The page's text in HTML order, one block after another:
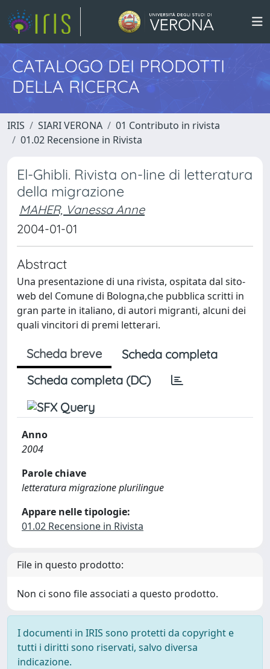
CATALOGO DEI PRODOTTI
DELLA RICERCA
IRIS SIARI VERONA
01 Contributo in rivista
01.02 Recensione in Rivista
El-Ghibli. Rivista on-line di letteratura
della migrazione
MAHER, Vanessa Anne
2004-01-01
Abstract
Una presentazione di una rivista, ospitata dal sito-
web del Comune di Bologna,che pubblica scritti in
gran parte in italiano, di autori migranti, alcuni dei
quali vincitori di premi letterari.
Scheda breve
Scheda completa
Scheda completa (DC)
Anno
2004
Parole chiave
letteratura migrazione plurilingue
Appare nelle tipologie:
01.02 Recensione in Rivista
File in questo prodotto:
Non ci sono file associati a questo prodotto.
I documenti in IRIS sono protetti da copyright e
tutti i diritti sono riservati, salvo diversa
indicazione.